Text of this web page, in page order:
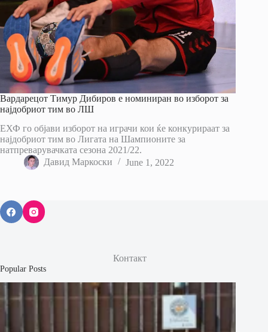
Вардарецот Тимур Дибиров е номиниран во изборот за
најдобриот тим во ЛШ
ЕХФ го објави изборот на играчи кои ќе конкурираат за
најдобриот тим во Лигата на Шампионите за
натпреварувачката сезона 2021/22.
Давид Маркоски
June 1, 2022
Контакт
Popular Posts